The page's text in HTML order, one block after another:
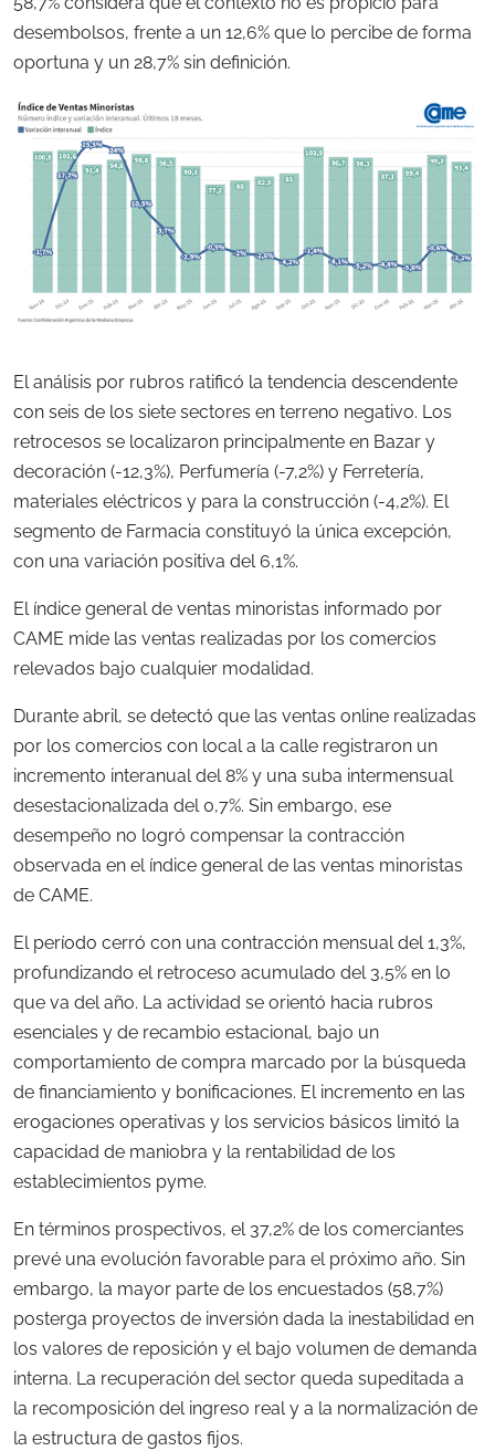
desembolsos, frente a un 12,6% que lo percibe de forma
oportuna y un 28,7% sin definición.
El análisis por rubros ratificó la tendencia descendente
con seis de los siete sectores en terreno negativo. Los
retrocesos se localizaron principalmente en Bazar y
decoración (-12,3%), Perfumería (-7,2%) y Ferretería,
materiales eléctricos y para la construcción (-4,2%). El
segmento de Farmacia constituyó la única excepción,
con una variación positiva del 6,1%.
El índice general de ventas minoristas informado por
CAME mide las ventas realizadas por los comercios
relevados bajo cualquier modalidad.
Durante abril, se detectó que las ventas online realizadas
por los comercios con local a la calle registraron un
incremento interanual del 8% y una suba intermensual
desestacionalizada del 0,7%. Sin embargo, ese
desempeño no logró compensar la contracción
observada en el índice general de las ventas minoristas
de CAME.
El período cerró con una contracción mensual del 1,3%,
profundizando el retroceso acumulado del 3,5% en lo
que va del año. La actividad se orientó hacia rubros
esenciales y de recambio estacional, bajo un
comportamiento de compra marcado por la búsqueda
de financiamiento y bonificaciones. El incremento en las
erogaciones operativas y los servicios básicos limitó la
capacidad de maniobra y la rentabilidad de los
establecimientos pyme.
En términos prospectivos, el 37,2% de los comerciantes
prevé una evolución favorable para el próximo año. Sin
embargo, la mayor parte de los encuestados (58,7%)
posterga proyectos de inversión dada la inestabilidad en
los valores de reposición y el bajo volumen de demanda
interna. La recuperación del sector queda supeditada a
la recomposición del ingreso real y a la normalización de
la estructura de gastos fijos.